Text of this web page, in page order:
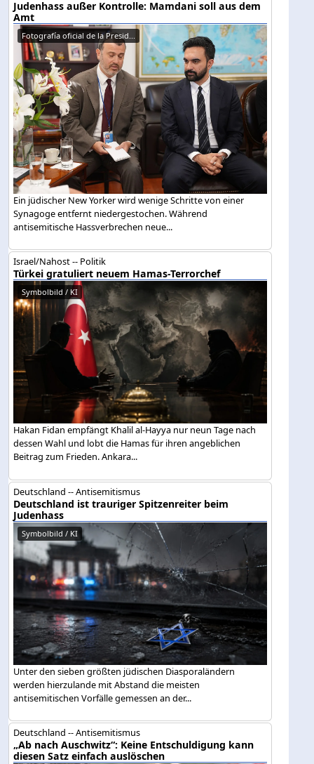
Judenhass außer Kontrolle: Mamdani soll aus dem
Amt
Fotografía oficial de la Presid...
Ein jüdischer New Yorker wird wenige Schritte von einer
Synagoge entfernt niedergestochen. Während
antisemitische Hassverbrechen neue...
Israel/Nahost -- Politik
Türkei gratuliert neuem Hamas-Terrorchef
Symbolbild / KI
Hakan Fidan empfängt Khalil al-Hayya nur neun Tage nach
dessen Wahl und lobt die Hamas für ihren angeblichen
Beitrag zum Frieden. Ankara...
Deutschland -- Antisemitismus
Deutschland ist trauriger Spitzenreiter beim
Judenhass
Symbolbild / KI
Unter den sieben größten jüdischen Diasporaländern
werden hierzulande mit Abstand die meisten
antisemitischen Vorfälle gemessen an der...
Deutschland -- Antisemitismus
„Ab nach Auschwitz“: Keine Entschuldigung kann
diesen Satz einfach auslöschen